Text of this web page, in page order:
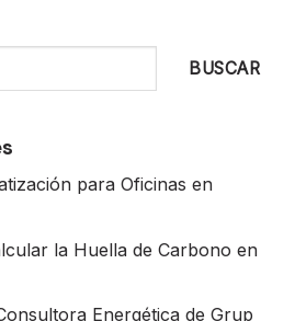
BUSCAR
para Oficinas en
la Huella de Carbono en
Energética de Grup